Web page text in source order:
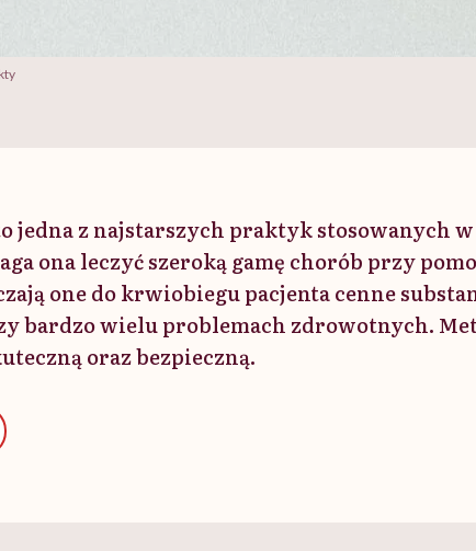
jedna z najstarszych praktyk stosowanych
ona leczyć szeroką gamę chorób przy
one do krwiobiegu pacjenta cenne
bardzo wielu problemach zdrowotnych.
oraz bezpieczną.